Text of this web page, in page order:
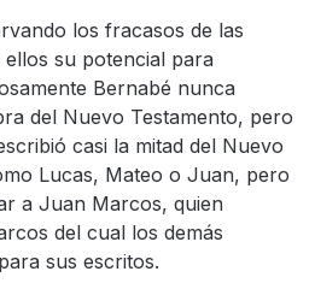
los fracasos de las
su potencial para
Bernabé nunca
del Nuevo Testamento, pero
casi la mitad del Nuevo
Lucas, Mateo o Juan, pero
a Juan Marcos, quien
del cual los demás
sus escritos.